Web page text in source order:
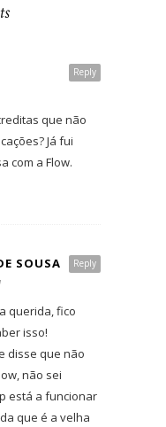
Reply
que não
Já fui
com a Flow.
Reply
SOUSA
querida, fico
isso!
disse que não
não sei
está a funcionar
que é a velha